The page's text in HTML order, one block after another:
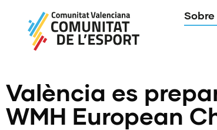
València es
WMH European